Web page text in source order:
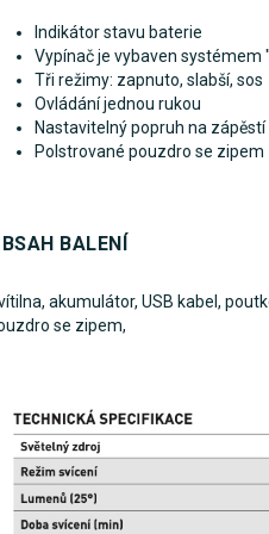
Indikátor stavu baterie
Vypínač je vybaven
Tři režimy: zapnuto, slabší, sos
Ovládání jednou rukou
Nastavitelný popruh na zápěstí
Polstrované pouzdro se zipem
BALENÍ
akumulátor, USB kabel,
se zipem,